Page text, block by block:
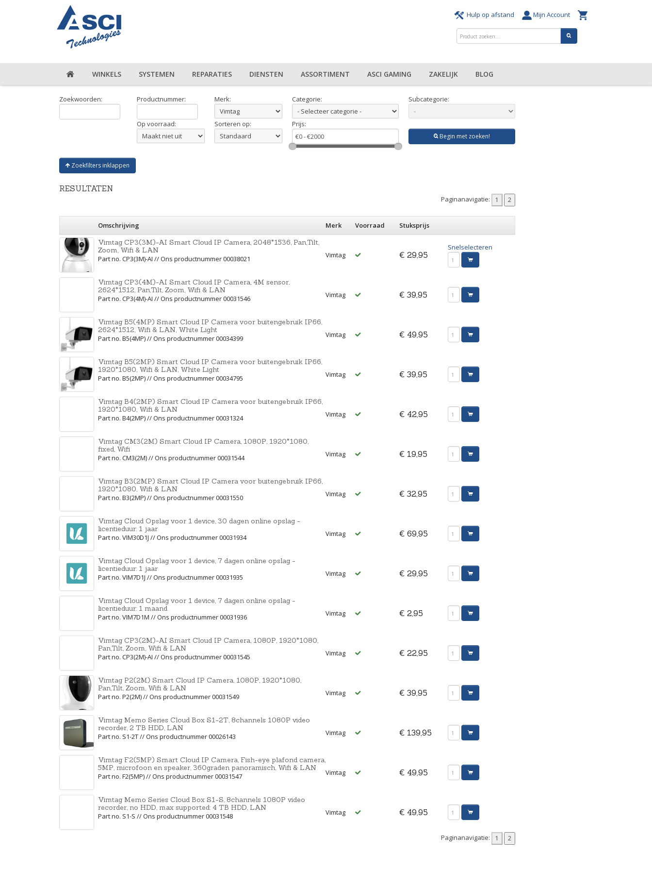
Hulp op afstand Mijn Account
WINKELS SYSTEMEN REPARATIES DIENSTEN ASSORTIMENT ASCI GAMING ZAKELIJK BLOG
Zoekwoorden: Productnummer: Merk: Categorie: Subcategorie:
Op voorraad: Sorteren op: Prijs:
Begin met zoeken!
Zoekfilters inklappen
RESULTATEN
Paginanavigatie:
Omschrijving Merk Voorraad
Stuksprijs
Vimtag CP3(3M)-AI Smart Cloud IP Camera, 2048*1536, Pan,Tilt,
Zoom, Wifi & LAN
Part no. CP3(3M)-AI // Ons productnummer 00038021
Vimtag € 29,95
Snelselecteren
Vimtag CP3(4M)-AI Smart Cloud IP Camera, 4M sensor,
2624*1512, Pan,Tilt, Zoom, Wifi & LAN
Part no. CP3(4M)-AI // Ons productnummer 00031546
Vimtag € 39,95
Vimtag B5(4MP) Smart Cloud IP Camera voor buitengebruik IP66,
2624*1512, Wifi & LAN, White Light
Part no. B5(4MP) // Ons productnummer 00034399
Vimtag € 49,95
Vimtag B5(2MP) Smart Cloud IP Camera voor buitengebruik IP66,
1920*1080, Wifi & LAN, White Light
Part no. B5(2MP) // Ons productnummer 00034795
Vimtag € 39,95
Vimtag B4(2MP) Smart Cloud IP Camera voor buitengebruik IP66,
1920*1080, Wifi & LAN
Part no. B4(2MP) // Ons productnummer 00031324
Vimtag € 42,95
Vimtag CM3(2M) Smart Cloud IP Camera, 1080P, 1920*1080,
fixed, Wifi
Part no. CM3(2M) // Ons productnummer 00031544
Vimtag € 19,95
Vimtag B3(2MP) Smart Cloud IP Camera voor buitengebruik IP66,
1920*1080, Wifi & LAN
Part no. B3(2MP) // Ons productnummer 00031550
Vimtag € 32,95
Vimtag Cloud Opslag voor 1 device, 30 dagen online opslag -
licentieduur: 1 jaar
Part no. VIM30D1J // Ons productnummer 00031934
Vimtag € 69,95
Vimtag Cloud Opslag voor 1 device, 7 dagen online opslag -
licentieduur: 1 jaar
Part no. VIM7D1J // Ons productnummer 00031935
Vimtag € 29,95
Vimtag Cloud Opslag voor 1 device, 7 dagen online opslag -
licentieduur: 1 maand
Part no. VIM7D1M // Ons productnummer 00031936
Vimtag € 2,95
Vimtag CP3(2M)-AI Smart Cloud IP Camera, 1080P, 1920*1080,
Pan,Tilt, Zoom, Wifi & LAN
Part no. CP3(2M)-AI // Ons productnummer 00031545
Vimtag € 22,95
Vimtag P2(2M) Smart Cloud IP Camera, 1080P, 1920*1080,
Pan,Tilt, Zoom, Wifi & LAN
Part no. P2(2M) // Ons productnummer 00031549
Vimtag € 39,95
Vimtag Memo Series Cloud Box S1-2T, 8channels 1080P video
recorder, 2 TB HDD, LAN
Part no. S1-2T // Ons productnummer 00026143
Vimtag € 139,95
Vimtag F2(5MP) Smart Cloud IP Camera, Fish-eye plafond camera,
5MP, microfoon en speaker, 360graden panoramisch, Wifi & LAN
Part no. F2(5MP) // Ons productnummer 00031547
Vimtag € 49,95
Vimtag Memo Series Cloud Box S1-S, 8channels 1080P video
recorder, no HDD, max supported: 4 TB HDD, LAN
Part no. S1-S // Ons productnummer 00031548
Vimtag € 49,95
Paginanavigatie: